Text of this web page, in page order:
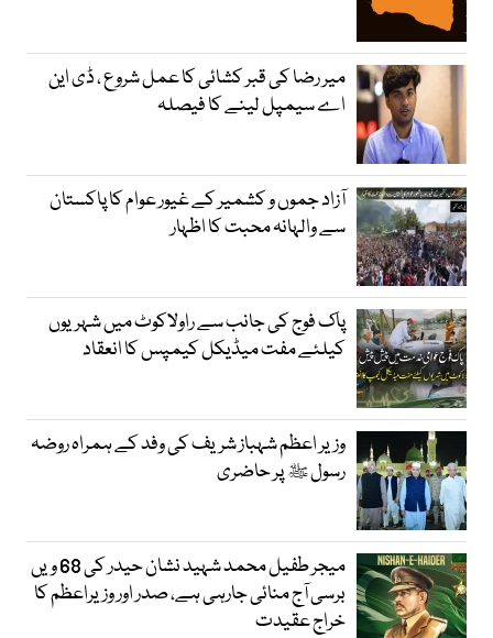
میر رضا کی قبر کشائی کا عمل شروع ، ڈی این
اے سیمپل لینے کا فیصلہ
آزاد جموں و کشمیر کے غیور عوام کا پاکستان
سے والہانہ محبت کا اظہار
پاک فوج کی جانب سے راولاکوٹ میں شہریوں
کیلئے مفت میڈیکل کیمپس کا انعقاد
وزیر اعظم شہباز شریف کی وفد کے ہمراہ روضہ
رسول ﷺ پر حاضری
میجر طفیل محمد شہید نشان حیدر کی 68 ویں
برسی آج منائی جارہی ہے، صدر اور وزیراعظم کا
خراج عقیدت